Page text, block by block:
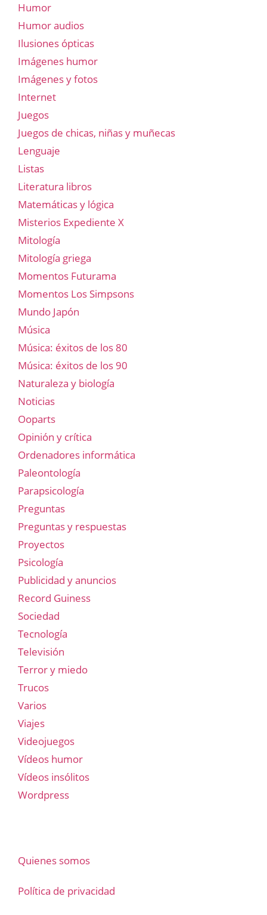
Humor
Humor audios
Ilusiones ópticas
Imágenes humor
Imágenes y fotos
Internet
Juegos
Juegos de chicas, niñas y muñecas
Lenguaje
Listas
Literatura libros
Matemáticas y lógica
Misterios Expediente X
Mitología
Mitología griega
Momentos Futurama
Momentos Los Simpsons
Mundo Japón
Música
Música: éxitos de los 80
Música: éxitos de los 90
Naturaleza y biología
Noticias
Ooparts
Opinión y crítica
Ordenadores informática
Paleontología
Parapsicología
Preguntas
Preguntas y respuestas
Proyectos
Psicología
Publicidad y anuncios
Record Guiness
Sociedad
Tecnología
Televisión
Terror y miedo
Trucos
Varios
Viajes
Videojuegos
Vídeos humor
Vídeos insólitos
Wordpress
Quienes somos
Política de privacidad